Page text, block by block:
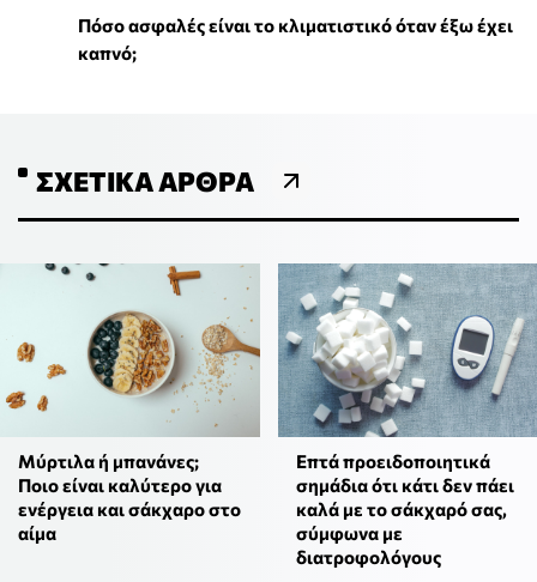
Πόσο ασφαλές είναι το κλιματιστικό όταν έξω έχει
καπνό;
ΣΧΕΤΙΚΆ ΆΡΘΡΑ
Μύρτιλα ή μπανάνες;
Ποιο είναι καλύτερο για
ενέργεια και σάκχαρο στο
αίμα
Eπτά προειδοποιητικά
σημάδια ότι κάτι δεν πάει
καλά με το σάκχαρό σας,
σύμφωνα με
διατροφολόγους